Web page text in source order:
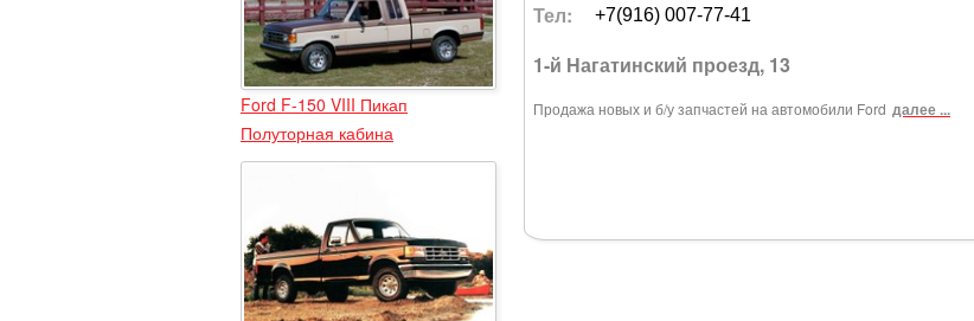
Ford F-150 VIII Пикап
Полуторная кабина
Тел: +7(916) 007-77-41
1-й Нагатинский проезд, 13
Продажа новых и б/у запчастей на автомобили Ford далее ...